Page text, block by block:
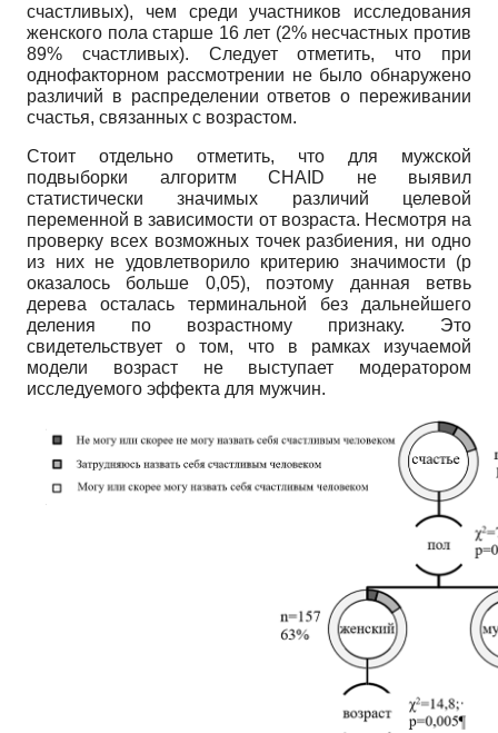
счастливых), чем среди участников исследования
женского пола старше 16 лет (2% несчастных против
89% счастливых). Следует отметить, что при
однофакторном рассмотрении не было обнаружено
различий в распределении ответов о переживании
счастья, связанных с возрастом.
Стоит отдельно отметить, что для мужской
подвыборки алгоритм CHAID не выявил
статистически значимых различий целевой
переменной в зависимости от возраста. Несмотря на
проверку всех возможных точек разбиения, ни одно
из них не удовлетворило критерию значимости (p
оказалось больше 0,05), поэтому данная ветвь
дерева осталась терминальной без дальнейшего
деления по возрастному признаку. Это
свидетельствует о том, что в рамках изучаемой
модели возраст не выступает модератором
исследуемого эффекта для мужчин.